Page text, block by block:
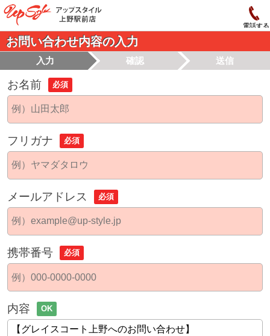
電話する
お問い合わせ内容の入力
入力 確認 送信
お名前 必須
フリガナ 必須
メールアドレス 必須
携帯番号 必須
内容 OK